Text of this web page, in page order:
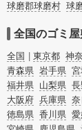
球磨郡球磨村 球
全国のゴミ
全国 東京都 神
青森県 岩手県
福井県 山梨県
大阪府 兵庫県
徳島県 香川県